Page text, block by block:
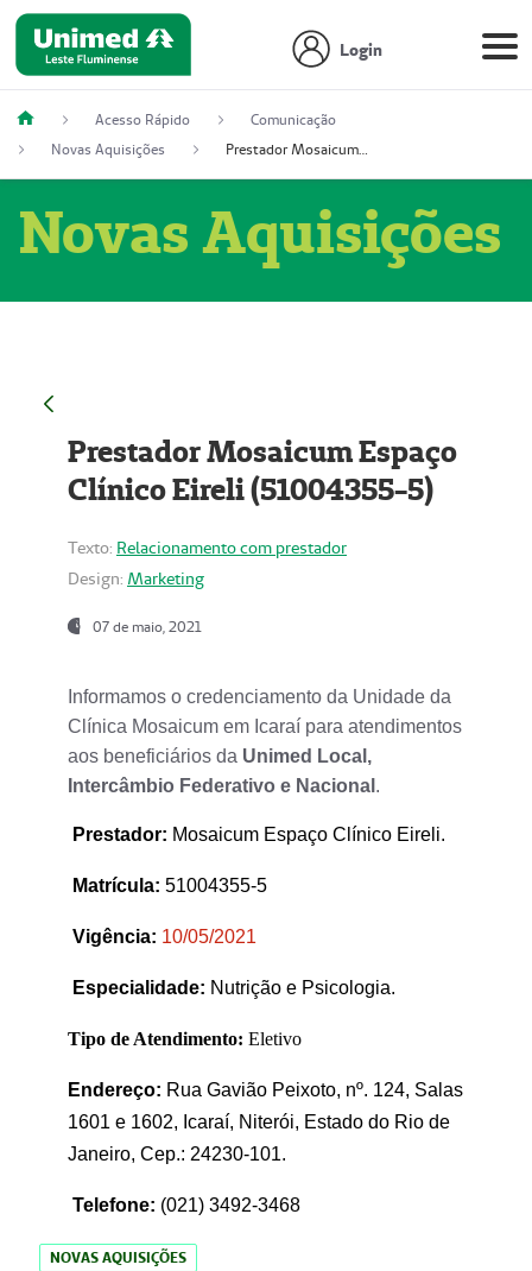
Login
Acesso Rápido
Comunicação
Novas Aquisições
Prestador Mosaicum Espaço Clínico Eireli (51004355-5)
Novas Aquisições
Prestador Mosaicum Espaço
Clínico Eireli (51004355-5)
Texto: Relacionamento com prestador
Design: Marketing
07 de maio, 2021
Informamos o credenciamento da Unidade da
Clínica Mosaicum em Icaraí para atendimentos
aos beneficiários da Unimed Local,
Intercâmbio Federativo e Nacional .
Prestador: Mosaicum Espaço Clínico Eireli.
Matrícula: 51004355-5
Vigência: 10/05/2021
Especialidade: Nutrição e Psicologia.
Tipo de Atendimento: Eletivo
Endereço: Rua Gavião Peixoto, nº. 124, Salas
1601 e 1602, Icaraí, Niterói, Estado do Rio de
Janeiro, Cep.: 24230-101.
Telefone: (021) 3492-3468
NOVAS AQUISIÇÕES